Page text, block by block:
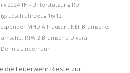
2024 TH - Unterstützung RD
Löschfahrzeug 16/12,
MHD Alfhausen, NEF Bramsche,
, RTW 2 Bramsche Divera,
Dennis Lindemann
die Feuerwehr Rieste zur